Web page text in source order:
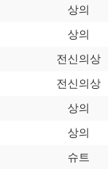
상의
상의
전신의상
전신의상
상의
상의
슈트